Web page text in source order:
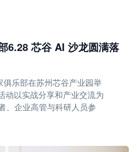
6.28 芯谷 AI 沙龙圆满落
乐部在苏州芯谷产业园举
动以实战分享和产业交流为
、企业高管与科研人员参